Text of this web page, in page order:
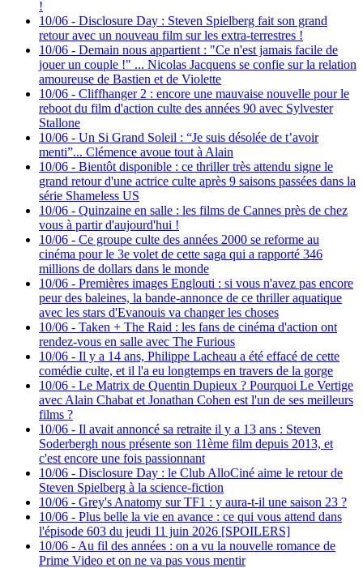
!
10/06 - Disclosure Day : Steven Spielberg fait son grand
retour avec un nouveau film sur les extra-terrestres !
10/06 - Demain nous appartient : "Ce n'est jamais facile de
jouer un couple !" ... Nicolas Jacquens se confie sur la relation
amoureuse de Bastien et de Violette
10/06 - Cliffhanger 2 : encore une mauvaise nouvelle pour le
reboot du film d'action culte des années 90 avec Sylvester
Stallone
10/06 - Un Si Grand Soleil : “Je suis désolée de t’avoir
menti”... Clémence avoue tout à Alain
10/06 - Bientôt disponible : ce thriller très attendu signe le
grand retour d'une actrice culte après 9 saisons passées dans la
série Shameless US
10/06 - Quinzaine en salle : les films de Cannes près de chez
vous à partir d'aujourd'hui !
10/06 - Ce groupe culte des années 2000 se reforme au
cinéma pour le 3e volet de cette saga qui a rapporté 346
millions de dollars dans le monde
10/06 - Premières images Englouti : si vous n'avez pas encore
peur des baleines, la bande-annonce de ce thriller aquatique
avec les stars d'Evanouis va changer les choses
10/06 - Taken + The Raid : les fans de cinéma d'action ont
rendez-vous en salle avec The Furious
10/06 - Il y a 14 ans, Philippe Lacheau a été effacé de cette
comédie culte, et il l'a eu longtemps en travers de la gorge
10/06 - Le Matrix de Quentin Dupieux ? Pourquoi Le Vertige
avec Alain Chabat et Jonathan Cohen est l'un de ses meilleurs
films ?
10/06 - Il avait annoncé sa retraite il y a 13 ans : Steven
Soderbergh nous présente son 11ème film depuis 2013, et
c'est encore une fois passionnant
10/06 - Disclosure Day : le Club AlloCiné aime le retour de
Steven Spielberg à la science-fiction
10/06 - Grey's Anatomy sur TF1 : y aura-t-il une saison 23 ?
10/06 - Plus belle la vie en avance : ce qui vous attend dans
l'épisode 603 du jeudi 11 juin 2026 [SPOILERS]
10/06 - Au fil des années : on a vu la nouvelle romance de
Prime Video et on ne va pas vous mentir